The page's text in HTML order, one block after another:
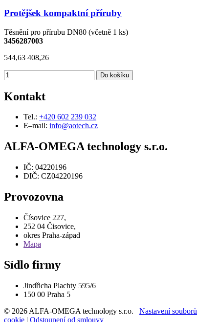
Protějšek kompaktní příruby
Těsnění pro přírubu DN80 (včetně 1 ks)
3456287003
544,63 408,26
Do košíku
Kontakt
Tel.: +420 602 239 032
E–mail: info@aotech.cz
ALFA-OMEGA technology s.r.o.
IČ: 04220196
DIČ: CZ04220196
Provozovna
Čísovice 227,
252 04 Čisovice,
okres Praha-západ
Mapa
Sídlo firmy
Jindřicha Plachty 595/6
150 00 Praha 5
© 2026 ALFA-OMEGA technology s.r.o.
Nastavení souborů
cookie | Odstoupení od smlouvy